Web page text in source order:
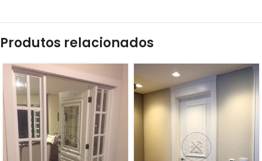
Produtos relacionados